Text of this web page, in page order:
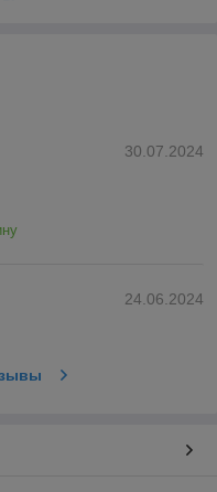
30.07.2024
24.06.2024